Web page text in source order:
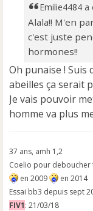
l
u
Emilie4484 a
Alala!! M'en
c'est juste
hormones!!
Oh punaise ! Suis
abeilles ça serait
Je vais pouvoir
homme va plus
37 ans, amh 1,2
Coelio pour deboucher
en 2009
en 2014
Essai bb3 depuis sept
FIV1: 21/03/18